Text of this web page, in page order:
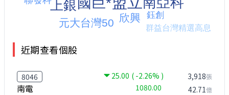
近期查看個股
8046 25.00 ( -2.26% )
南電 1080.00
3,918張
42.71億